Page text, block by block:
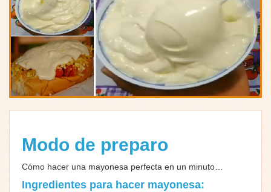
Modo de preparo
Cómo hacer una mayonesa perfecta en un minuto…
Ingredientes para hacer mayonesa: